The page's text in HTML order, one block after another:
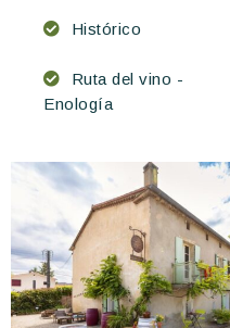
Histórico
Ruta del vino -
Enología